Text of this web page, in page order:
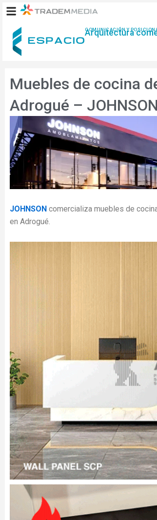
contenido
COMUNICACIÓN Y
Arquitectura
Muebles de cocina
Adrogué – JOHNSON
JOHNSON comercializa muebles de
en Adrogué.